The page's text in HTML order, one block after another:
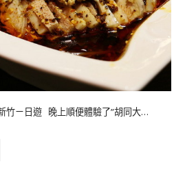
竹ㄧ日遊 晚上順便體驗了”胡同大…